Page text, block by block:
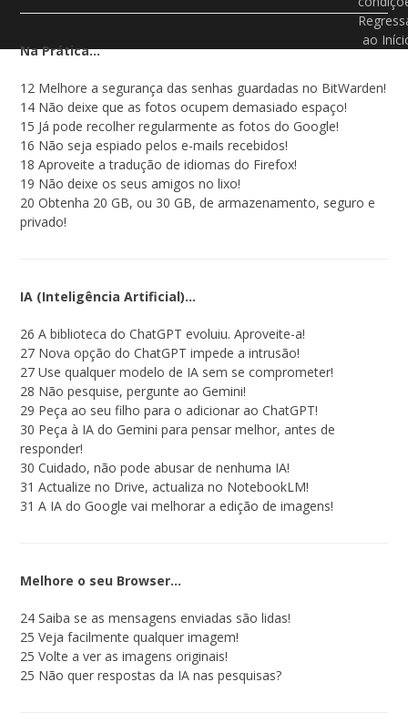
Na Prática…
12 Melhore a segurança das senhas guardadas no BitWarden!
14 Não deixe que as fotos ocupem demasiado espaço!
15 Já pode recolher regularmente as fotos do Google!
16 Não seja espiado pelos e-mails recebidos!
18 Aproveite a tradução de idiomas do Firefox!
19 Não deixe os seus amigos no lixo!
20 Obtenha 20 GB, ou 30 GB, de armazenamento, seguro e
privado!
IA (Inteligência Artificial)…
26 A biblioteca do ChatGPT evoluiu. Aproveite-a!
27 Nova opção do ChatGPT impede a intrusão!
27 Use qualquer modelo de IA sem se comprometer!
28 Não pesquise, pergunte ao Gemini!
29 Peça ao seu filho para o adicionar ao ChatGPT!
30 Peça à IA do Gemini para pensar melhor, antes de
responder!
30 Cuidado, não pode abusar de nenhuma IA!
31 Actualize no Drive, actualiza no NotebookLM!
31 A IA do Google vai melhorar a edição de imagens!
Melhore o seu Browser…
24 Saiba se as mensagens enviadas são lidas!
25 Veja facilmente qualquer imagem!
25 Volte a ver as imagens originais!
25 Não quer respostas da IA nas pesquisas?
ao